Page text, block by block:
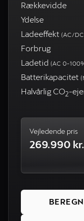
Rækkevidde
Ydelse
Ladeeffekt (AC/
Forbrug
Ladetid (AC 0-
Batterikapacitet
Halvårlig CO2-
Vejledende pris
269.990 kr.